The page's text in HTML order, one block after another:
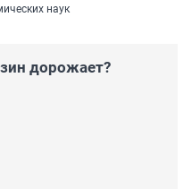
наук
дорожает?